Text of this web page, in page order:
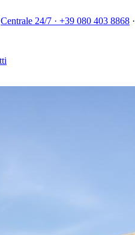
Centrale 24/7 · +39 080 403 8868 ·